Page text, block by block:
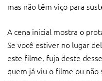
mas não têm viço para
A cena inicial mostra o
Se você estiver no lugar
este filme, fuja deste
quem já viu o filme ou não